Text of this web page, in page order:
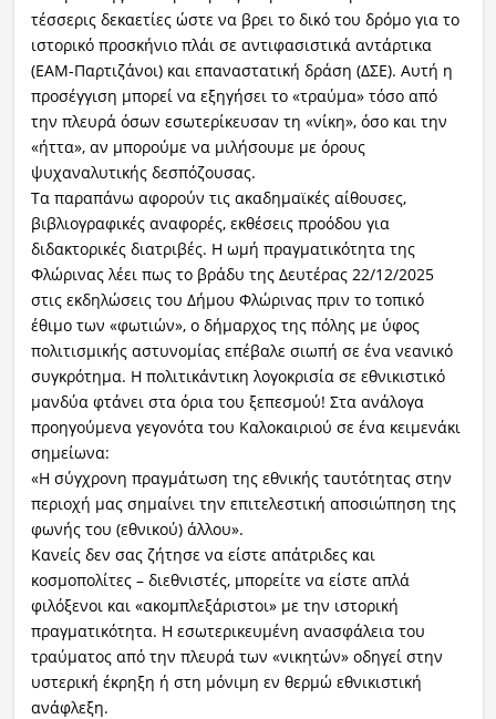
τέσσερις δεκαετίες ώστε να βρει το δικό του δρόμο για το
ιστορικό προσκήνιο πλάι σε αντιφασιστικά αντάρτικα
(ΕΑΜ-Παρτιζάνοι) και επαναστατική δράση (ΔΣΕ). Αυτή η
προσέγγιση μπορεί να εξηγήσει το «τραύμα» τόσο από
την πλευρά όσων εσωτερίκευσαν τη «νίκη», όσο και την
«ήττα», αν μπορούμε να μιλήσουμε με όρους
ψυχαναλυτικής δεσπόζουσας.
Τα παραπάνω αφορούν τις ακαδημαϊκές αίθουσες,
βιβλιογραφικές αναφορές, εκθέσεις προόδου για
διδακτορικές διατριβές. Η ωμή πραγματικότητα της
Φλώρινας λέει πως το βράδυ της Δευτέρας 22/12/2025
στις εκδηλώσεις του Δήμου Φλώρινας πριν το τοπικό
έθιμο των «φωτιών», ο δήμαρχος της πόλης με ύφος
πολιτισμικής αστυνομίας επέβαλε σιωπή σε ένα νεανικό
συγκρότημα. Η πολιτικάντικη λογοκρισία σε εθνικιστικό
μανδύα φτάνει στα όρια του ξεπεσμού! Στα ανάλογα
προηγούμενα γεγονότα του Καλοκαιριού σε ένα κειμενάκι
σημείωνα:
«Η σύγχρονη πραγμάτωση της εθνικής ταυτότητας στην
περιοχή μας σημαίνει την επιτελεστική αποσιώπηση της
φωνής του (εθνικού) άλλου».
Κανείς δεν σας ζήτησε να είστε απάτριδες και
κοσμοπολίτες – διεθνιστές, μπορείτε να είστε απλά
φιλόξενοι και «ακομπλεξάριστοι» με την ιστορική
πραγματικότητα. Η εσωτερικευμένη ανασφάλεια του
τραύματος από την πλευρά των «νικητών» οδηγεί στην
υστερική έκρηξη ή στη μόνιμη εν θερμώ εθνικιστική
ανάφλεξη.